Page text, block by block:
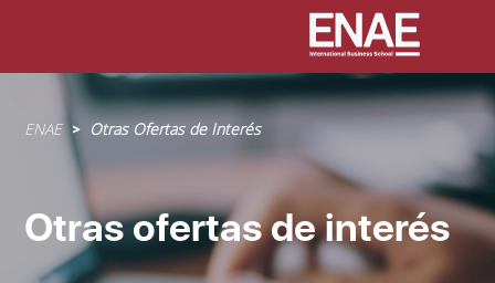
Sobrescribir
enlaces
a
la
navegación
ENAE Otras Ofertas de Interés
Otras ofertas de interés